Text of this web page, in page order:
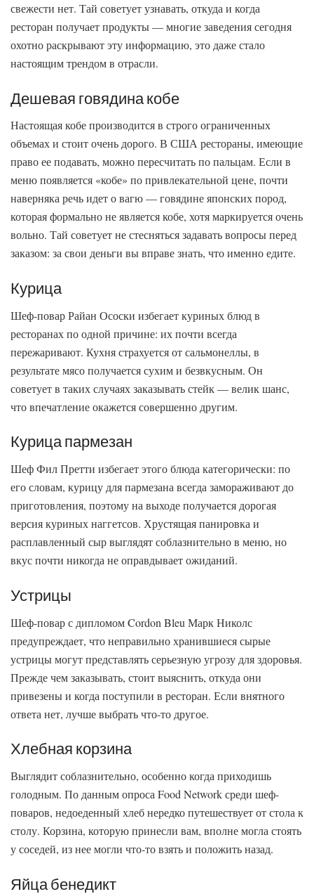
свежести нет. Тай советует узнавать, откуда и когда
ресторан получает продукты — многие заведения сегодня
охотно раскрывают эту информацию, это даже стало
настоящим трендом в отрасли.
Дешевая говядина кобе
Настоящая кобе производится в строго ограниченных
объемах и стоит очень дорого. В США рестораны, имеющие
право ее подавать, можно пересчитать по пальцам. Если в
меню появляется «кобе» по привлекательной цене, почти
наверняка речь идет о вагю — говядине японских пород,
которая формально не является кобе, хотя маркируется очень
вольно. Тай советует не стесняться задавать вопросы перед
заказом: за свои деньги вы вправе знать, что именно едите.
Курица
Шеф-повар Райан Ососки избегает куриных блюд в
ресторанах по одной причине: их почти всегда
пережаривают. Кухня страхуется от сальмонеллы, в
результате мясо получается сухим и безвкусным. Он
советует в таких случаях заказывать стейк — велик шанс,
что впечатление окажется совершенно другим.
Курица пармезан
Шеф Фил Претти избегает этого блюда категорически: по
его словам, курицу для пармезана всегда замораживают до
приготовления, поэтому на выходе получается дорогая
версия куриных наггетсов. Хрустящая панировка и
расплавленный сыр выглядят соблазнительно в меню, но
вкус почти никогда не оправдывает ожиданий.
Устрицы
Шеф-повар с дипломом Cordon Bleu Марк Николс
предупреждает, что неправильно хранившиеся сырые
устрицы могут представлять серьезную угрозу для здоровья.
Прежде чем заказывать, стоит выяснить, откуда они
привезены и когда поступили в ресторан. Если внятного
ответа нет, лучше выбрать что-то другое.
Хлебная корзина
Выглядит соблазнительно, особенно когда приходишь
голодным. По данным опроса Food Network среди шеф-
поваров, недоеденный хлеб нередко путешествует от стола к
столу. Корзина, которую принесли вам, вполне могла стоять
у соседей, из нее могли что-то взять и положить назад.
Яйца бенедикт